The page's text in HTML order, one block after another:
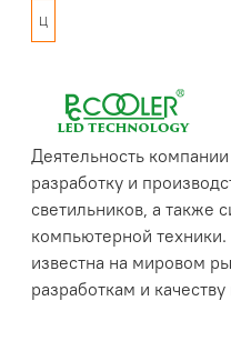
Ц
Деятельность
разработку и
светильников, а также
компьютерной
известна на мировом
разработкам и